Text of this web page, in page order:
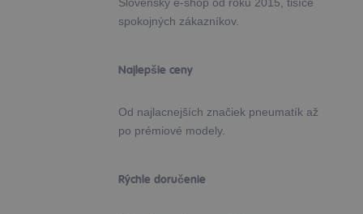
spokojných zákazníkov.
Najlepšie ceny
Od najlacnejších značiek pneumatík až
po prémiové modely.
Rýchle doručenie